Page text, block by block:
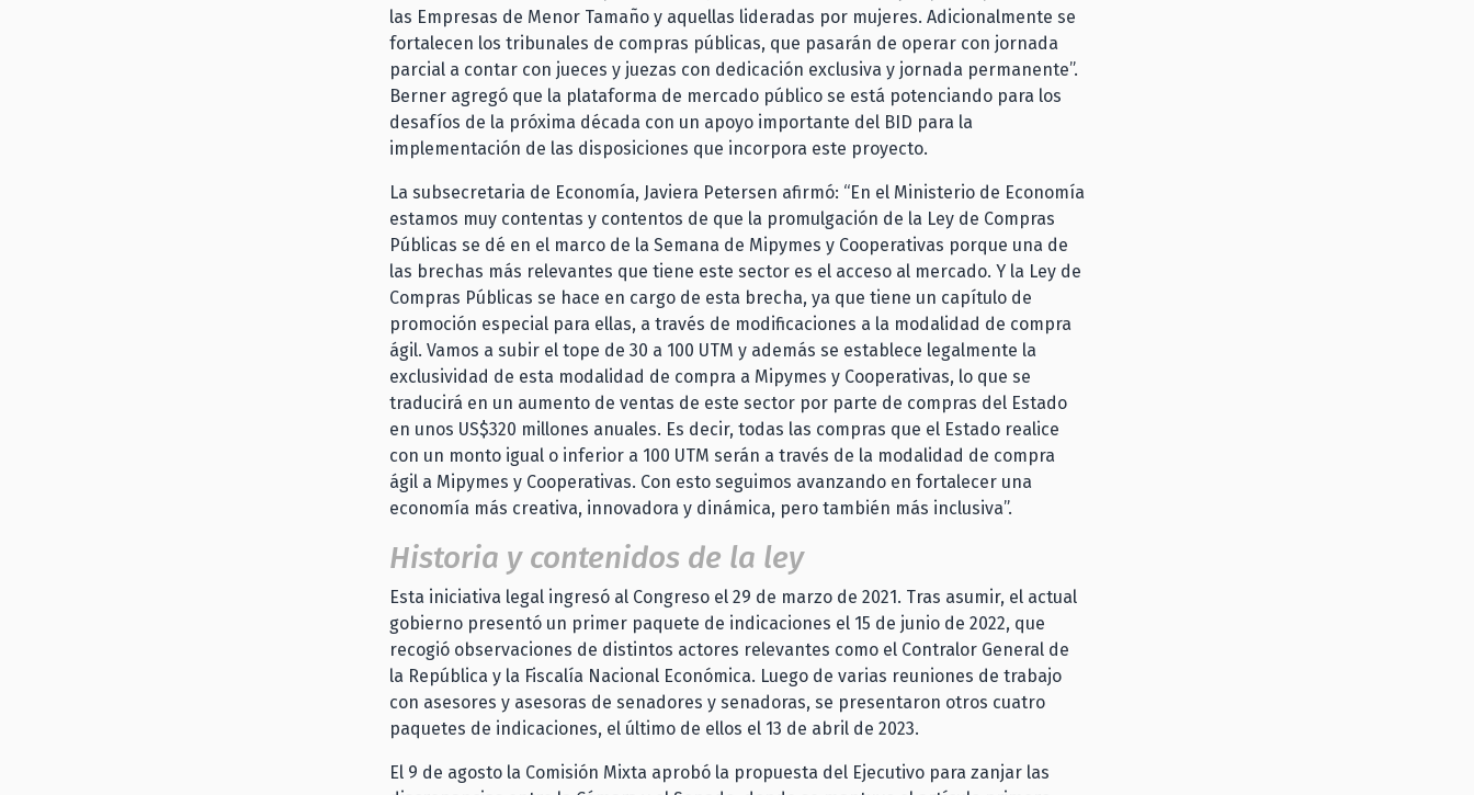
las Empresas de Menor Tamaño y aquellas lideradas por mujeres. Adicionalmente se
fortalecen los tribunales de compras públicas, que pasarán de operar con jornada
parcial a contar con jueces y juezas con dedicación exclusiva y jornada permanente”.
Berner agregó que la plataforma de mercado público se está potenciando para los
desafíos de la próxima década con un apoyo importante del BID para la
implementación de las disposiciones que incorpora este proyecto.
La subsecretaria de Economía, Javiera Petersen afirmó: “En el Ministerio de Economía
estamos muy contentas y contentos de que la promulgación de la Ley de Compras
Públicas se dé en el marco de la Semana de Mipymes y Cooperativas porque una de
las brechas más relevantes que tiene este sector es el acceso al mercado. Y la Ley de
Compras Públicas se hace en cargo de esta brecha, ya que tiene un capítulo de
promoción especial para ellas, a través de modificaciones a la modalidad de compra
ágil. Vamos a subir el tope de 30 a 100 UTM y además se establece legalmente la
exclusividad de esta modalidad de compra a Mipymes y Cooperativas, lo que se
traducirá en un aumento de ventas de este sector por parte de compras del Estado
en unos US$320 millones anuales. Es decir, todas las compras que el Estado realice
con un monto igual o inferior a 100 UTM serán a través de la modalidad de compra
ágil a Mipymes y Cooperativas. Con esto seguimos avanzando en fortalecer una
economía más creativa, innovadora y dinámica, pero también más inclusiva”.
Historia y contenidos de la ley
Esta iniciativa legal ingresó al Congreso el 29 de marzo de 2021. Tras asumir, el actual
gobierno presentó un primer paquete de indicaciones el 15 de junio de 2022, que
recogió observaciones de distintos actores relevantes como el Contralor General de
la República y la Fiscalía Nacional Económica. Luego de varias reuniones de trabajo
con asesores y asesoras de senadores y senadoras, se presentaron otros cuatro
paquetes de indicaciones, el último de ellos el 13 de abril de 2023.
El 9 de agosto la Comisión Mixta aprobó la propuesta del Ejecutivo para zanjar las